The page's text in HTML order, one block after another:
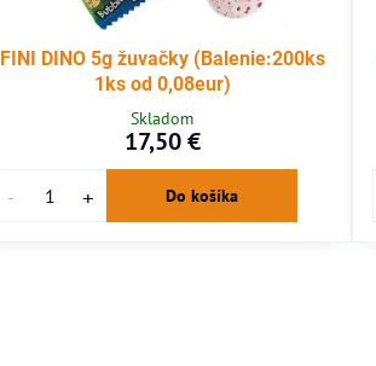
FINI DINO 5g žuvačky (Balenie:200ks
1ks od 0,08eur)
Skladom
17,50 €
Do košíka